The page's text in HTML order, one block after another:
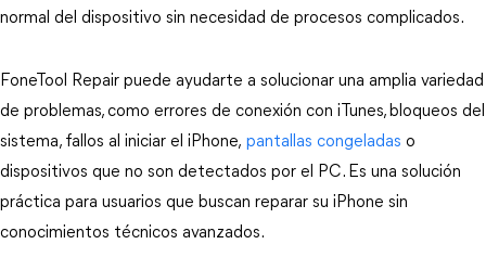
normal del dispositivo sin necesidad de procesos complicados.
FoneTool Repair puede ayudarte a solucionar una amplia variedad
de problemas, como errores de conexión con iTunes, bloqueos del
sistema, fallos al iniciar el iPhone, pantallas congeladas o
dispositivos que no son detectados por el PC. Es una solución
práctica para usuarios que buscan reparar su iPhone sin
conocimientos técnicos avanzados.